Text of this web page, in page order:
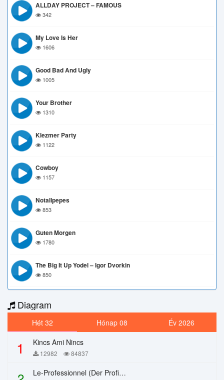
ALLDAY PROJECT – FAMOUS
342
My Love Is Her
1606
Good Bad And Ugly
1005
Your Brother
1310
Klezmer Party
1122
Cowboy
1157
Notallpepes
853
Guten Morgen
1780
The Big It Up Yodel – Igor Dvorkin
850
Diagram
Hét 32 Hónap 08 Év 2026
1 Kincs Ami Nincs
12982 84837
Le-Professionnel (Der Profi) – Chi Mai